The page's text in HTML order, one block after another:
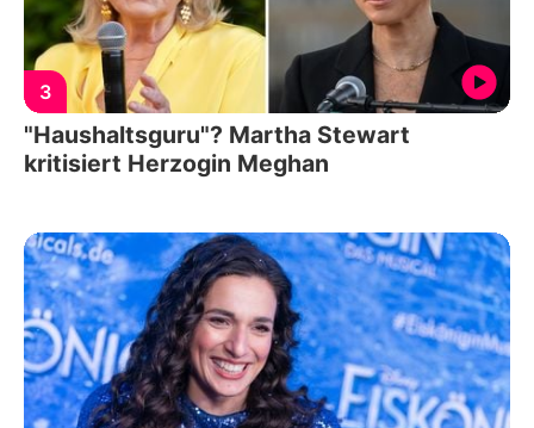
3
"Haushaltsguru"? Martha Stewart
kritisiert Herzogin Meghan